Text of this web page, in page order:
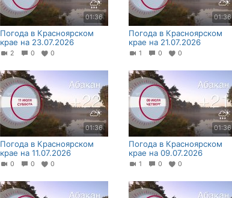
01:36
Погода в Красноярском
крае на 23.07.2026
2 0 0
01:36
Погода в Красноярском
крае на 21.07.2026
1 0 0
01:36
Погода в Красноярском
крае на 11.07.2026
0 0 0
01:36
Погода в Красноярском
крае на 09.07.2026
1 0 0